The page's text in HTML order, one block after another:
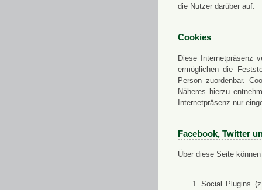
die Nutzer darüber auf.
Cookies
Diese Internetpräsenz
ermöglichen die
Person zuordenbar.
Näheres hierzu
Internetpräsenz nur
Facebook, Twitter
Über diese Seite
Social Plugins